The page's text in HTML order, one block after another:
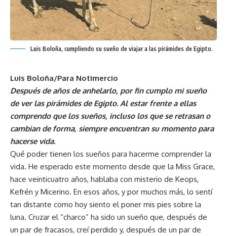
Luis Boloña, cumpliendo su sueño de viajar a las pirámides de Egipto.
Luis Boloña/Para Notimercio
Después de años de anhelarlo, por fin cumplo mi sueño
de ver las pirámides de Egipto. Al estar frente a ellas
comprendo que los sueños, incluso los que se retrasan o
cambian de forma, siempre encuentran su momento para
hacerse vida.
Qué poder tienen los sueños para hacerme comprender la
vida. He esperado este momento desde que la Miss Grace,
hace veinticuatro años, hablaba con misterio de Keops,
Kefrén y Micerino. En esos años, y por muchos más, lo sentí
tan distante como hoy siento el poner mis pies sobre la
luna. Cruzar el “charco” ha sido un sueño que, después de
un par de fracasos, creí perdido y, después de un par de